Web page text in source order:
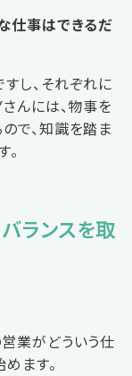
仕事はできるだ
し、それぞれに
んには、物事を
で、知識を踏ま
ランスを取
業がどういう仕
ます。